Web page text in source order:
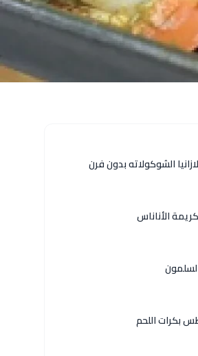
الشوكولاته بدون فرن
الأناناس
بكرات اللحم